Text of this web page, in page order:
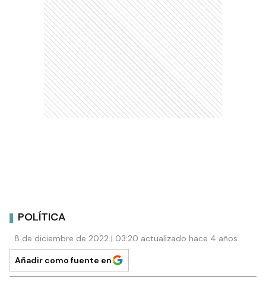
POLÍTICA
8 de diciembre de 2022 | 03:20 actualizado hace 4 años
Añadir como fuente en